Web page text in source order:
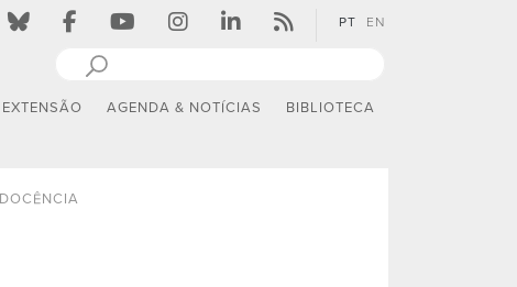
PT EN
AGENDA & NOTÍCIAS BIBLIOTECA
DOCÊNCIA